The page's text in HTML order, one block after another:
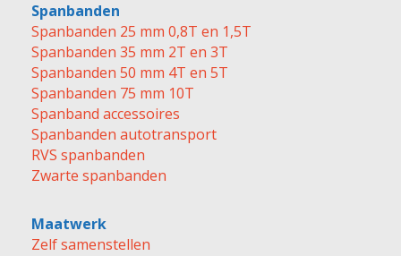
Spanbanden
Spanbanden 25 mm 0,8T en 1,5T
Spanbanden 35 mm 2T en 3T
Spanbanden 50 mm 4T en 5T
Spanbanden 75 mm 10T
Spanband accessoires
Spanbanden autotransport
RVS spanbanden
Zwarte spanbanden
Maatwerk
Zelf samenstellen